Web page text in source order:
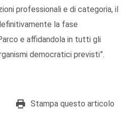
professionali e di categoria, il
la fase
e affidandola in tutti gli
democratici previsti”.
Stampa questo articolo